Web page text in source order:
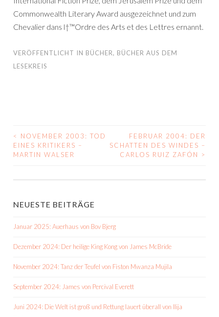
Commonwealth Literary Award ausgezeichnet und zum
Chevalier dans l†™Ordre des Arts et des Lettres ernannt.
VERÖFFENTLICHT IN BÜCHER, BÜCHER AUS DEM
LESEKREIS
BEITRAGS-
NAVIGATION
<
NOVEMBER 2003: TOD
EINES KRITIKERS –
MARTIN WALSER
FEBRUAR 2004: DER
SCHATTEN DES WINDES –
CARLOS RUIZ ZAFÓN
>
NEUESTE BEITRÄGE
Januar 2025: Auerhaus von Bov Bjerg
Dezember 2024: Der heilige King Kong von James McBride
November 2024: Tanz der Teufel von Fiston Mwanza Mujila
September 2024: James von Percival Everett
Juni 2024: Die Welt ist groß und Rettung lauert überall von Ilija